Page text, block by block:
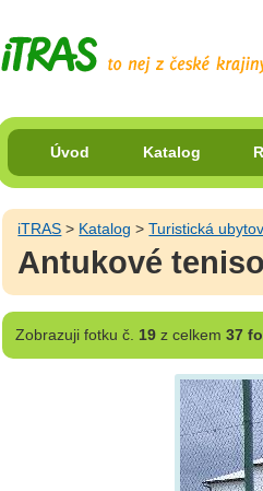
Úvod Katalog
iTRAS > Katalog >Turistická
Antukové
Zobrazujifotku č. 19z celkem 37